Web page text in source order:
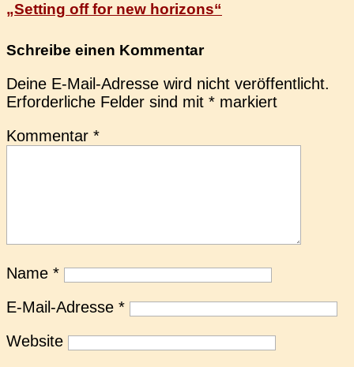
„Setting off for new horizons“
Schreibe einen Kommentar
Deine E-Mail-Adresse wird nicht veröffentlicht.
Erforderliche Felder sind mit * markiert
Kommentar *
Name *
E-Mail-Adresse *
Website